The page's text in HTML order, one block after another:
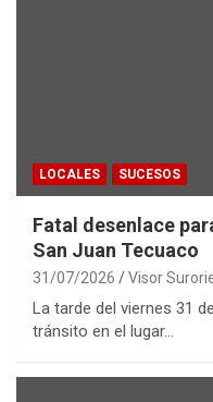
LOCALES SUCESOS
Fatal desenlace
San Juan Tecuaco
31/07/2026 Visor
La tarde del viernes 31
tránsito en el lugar…